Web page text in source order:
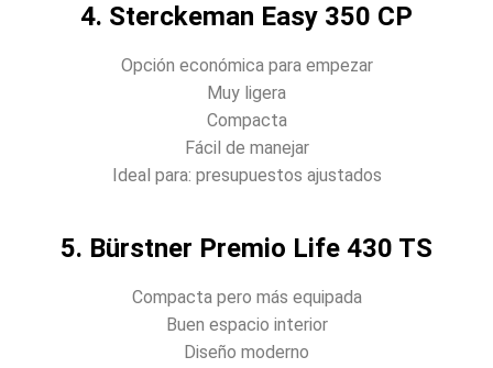
4. Sterckeman Easy 350 CP
Opción económica para empezar
Muy ligera
Compacta
Fácil de manejar
Ideal para: presupuestos ajustados
5. Bürstner Premio Life 430 TS
Compacta pero más equipada
Buen espacio interior
Diseño moderno